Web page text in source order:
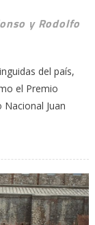
y Rodolfo
del país,
el Premio
Juan